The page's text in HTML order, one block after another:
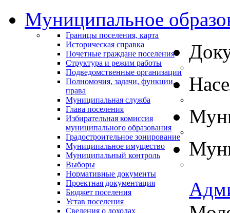
Муниципальное
Границы поселения, карта
Историческая справка
Почетные граждане поселения
Структура и режим работы
Подведомственные организации
Полномочия, задачи, функции,
права
Муниципальная служба
Глава поселения
Избирательная комиссия
муниципального образования
Градостроительное зонирование
Муниципальное имущество
Муниципальный контроль
Выборы
Нормативные документы
Проектная документация
Бюджет поселения
Устав поселения
Сведения о доходах